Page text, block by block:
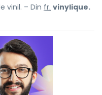
vinil. – Din fr. vinylique.